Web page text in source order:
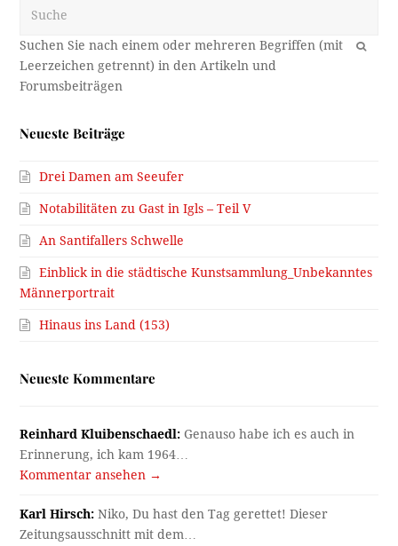
OK
Neueste Beiträge
Drei Damen am Seeufer
Notabilitäten zu Gast in Igls – Teil V
An Santifallers Schwelle
Einblick in die städtische Kunstsammlung_Unbekanntes
Männerportrait
Hinaus ins Land (153)
Neueste Kommentare
Reinhard Kluibenschaedl: Genauso habe ich es auch in
Erinnerung, ich kam 1964…
Kommentar ansehen →
Karl Hirsch: Niko, Du hast den Tag gerettet! Dieser
Zeitungsausschnitt mit dem…